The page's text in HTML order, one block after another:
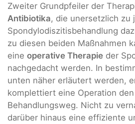
Zweiter Grundpfeiler der
Antibiotika, die unersetzlich zu
Spondylodiszitisbehandlung
zu diesen beiden Maßnahmen
eine operative Therapie der
nachgedacht werden. In
unten näher erläutert werden,
komplettiert eine Operation
Behandlungsweg. Nicht zu
darüber hinaus eine effiziente